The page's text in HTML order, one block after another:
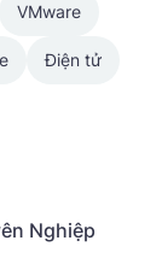
VMware
Điện tử
Nghiệp